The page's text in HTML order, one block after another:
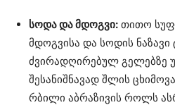
სოდა და მდოგვი: თითო
მდოგვისა და სოდის ნაზავი
ძვირადღირებულ გელებზე
შესანიშნავად შლის
რბილი აბრაზივის როლს